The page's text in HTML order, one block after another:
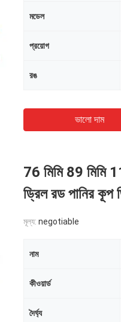
মডেল
প্রয়োগ
রঙ
ভালো দাম
76 মিমি 89 মিমি
ড্রিল রড পানির কূপ
মূল্য: negotiable
নাম
কীওয়ার্ড
দৈর্ঘ্য